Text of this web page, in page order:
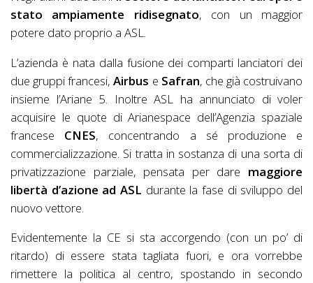
stato ampiamente ridisegnato, con un maggior
potere dato proprio a ASL.
L’azienda è nata dalla fusione dei comparti lanciatori dei
due gruppi francesi,Airbus e Safran, che già costruivano
insieme l’Ariane 5. Inoltre ASL ha annunciato di voler
acquisire le quote di Arianespace dell’Agenzia spaziale
francese CNES, concentrando a sé produzione e
commercializzazione. Si tratta in sostanza di una sorta di
privatizzazione parziale, pensata per dare maggiore
libertà d’azione ad ASL durante la fase di sviluppo del
nuovo vettore.
Evidentemente la CE si sta accorgendo (con un po’ di
ritardo) di essere stata tagliata fuori, e ora vorrebbe
rimettere la politica al centro, spostando in secondo